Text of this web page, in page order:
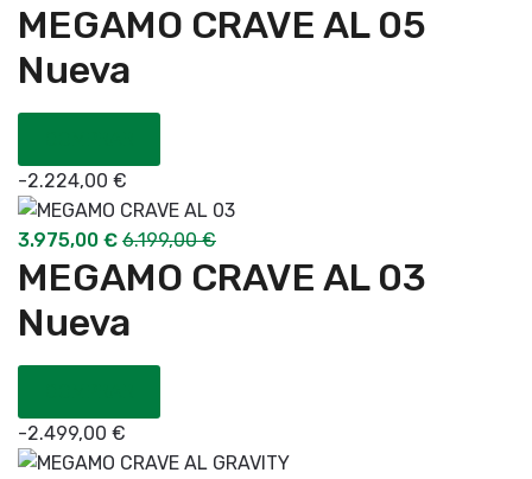
MEGAMO CRAVE AL 05
Nueva
-2.224,00 €
3.975,00 € 6.199,00€
MEGAMO CRAVE AL 03
Nueva
-2.499,00 €